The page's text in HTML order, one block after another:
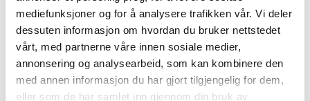
mediefunksjoner og for å analysere trafikken vår. Vi deler
dessuten informasjon om hvordan du bruker nettstedet
vårt, med partnerne våre innen sosiale medier,
annonsering og analysearbeid, som kan kombinere den
med annen informasjon du har gjort tilgjengelig for dem,
eller som de har samlet inn gjennom din bruk av
Oppevar ditt tilbehør lett
tilgjengelig i den innebygde
tilbehørsboksen. Når du
trekker tilbehørsboksen bort, får du
tilgang til den ekstra lange